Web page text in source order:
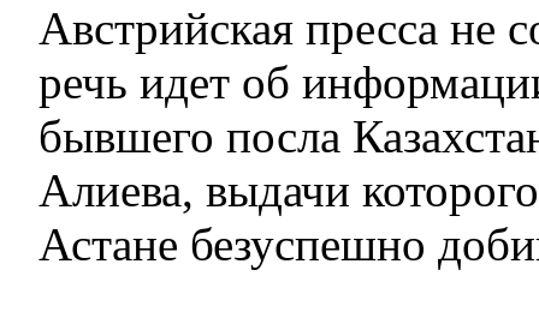
Австрийская пресса не
речь идет об
бывшего посла
Алиева, выдачи
Астане безуспешно